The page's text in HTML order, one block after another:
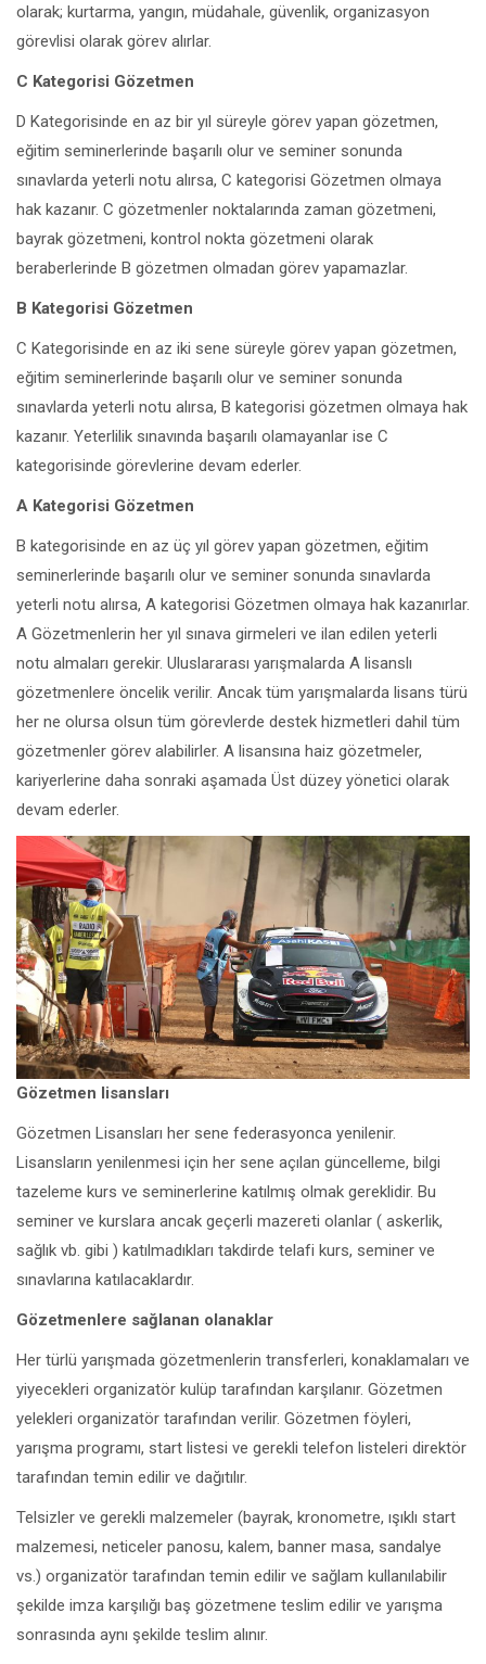
olarak; kurtarma, yangın, müdahale, güvenlik, organizasyon
görevlisi olarak görev alırlar.
C Kategorisi Gözetmen
D Kategorisinde en az bir yıl süreyle görev yapan gözetmen,
eğitim seminerlerinde başarılı olur ve seminer sonunda
sınavlarda yeterli notu alırsa, C kategorisi Gözetmen olmaya
hak kazanır. C gözetmenler noktalarında zaman gözetmeni,
bayrak gözetmeni, kontrol nokta gözetmeni olarak
beraberlerinde B gözetmen olmadan görev yapamazlar.
B Kategorisi Gözetmen
C Kategorisinde en az iki sene süreyle görev yapan gözetmen,
eğitim seminerlerinde başarılı olur ve seminer sonunda
sınavlarda yeterli notu alırsa, B kategorisi gözetmen olmaya hak
kazanır. Yeterlilik sınavında başarılı olamayanlar ise C
kategorisinde görevlerine devam ederler.
A Kategorisi Gözetmen
B kategorisinde en az üç yıl görev yapan gözetmen, eğitim
seminerlerinde başarılı olur ve seminer sonunda sınavlarda
yeterli notu alırsa, A kategorisi Gözetmen olmaya hak kazanırlar.
A Gözetmenlerin her yıl sınava girmeleri ve ilan edilen yeterli
notu almaları gerekir. Uluslararası yarışmalarda A lisanslı
gözetmenlere öncelik verilir. Ancak tüm yarışmalarda lisans türü
her ne olursa olsun tüm görevlerde destek hizmetleri dahil tüm
gözetmenler görev alabilirler. A lisansına haiz gözetmeler,
kariyerlerine daha sonraki aşamada Üst düzey yönetici olarak
devam ederler.
Gözetmen lisansları
Gözetmen Lisansları her sene federasyonca yenilenir.
Lisansların yenilenmesi için her sene açılan güncelleme, bilgi
tazeleme kurs ve seminerlerine katılmış olmak gereklidir. Bu
seminer ve kurslara ancak geçerli mazereti olanlar ( askerlik,
sağlık vb. gibi ) katılmadıkları takdirde telafi kurs, seminer ve
sınavlarına katılacaklardır.
Gözetmenlere sağlanan olanaklar
Her türlü yarışmada gözetmenlerin transferleri, konaklamaları ve
yiyecekleri organizatör kulüp tarafından karşılanır. Gözetmen
yelekleri organizatör tarafından verilir. Gözetmen föyleri,
yarışma programı, start listesi ve gerekli telefon listeleri direktör
tarafından temin edilir ve dağıtılır.
Telsizler ve gerekli malzemeler (bayrak, kronometre, ışıklı start
malzemesi, neticeler panosu, kalem, banner masa, sandalye
vs.) organizatör tarafından temin edilir ve sağlam kullanılabilir
şekilde imza karşılığı baş gözetmene teslim edilir ve yarışma
sonrasında aynı şekilde teslim alınır.